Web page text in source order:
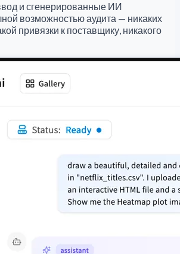
и сгенерированные ИИ
возможностью аудита — никаких
привязки к поставщику, никакого